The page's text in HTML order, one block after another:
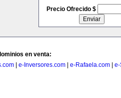
Precio Ofrecido $
en venta:
e-Inversores.com e-Rafaela.com e-